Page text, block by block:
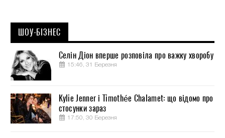
ШОУ-БІЗНЕС
Селін Діон вперше розповіла про важку хворобу
15:46, 31 Березня
Kylie Jenner і Timothée Chalamet: що відомо про
стосунки зараз
17:50, 30 Березня